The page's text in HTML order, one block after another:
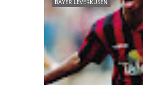
BAYER LEVERKUSEN